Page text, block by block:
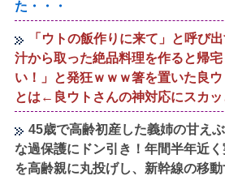
た・・・
「ウトの飯作りに来て」と呼び
汁から取った絶品料理を作ると帰
い！」と発狂ｗｗｗ箸を置いた良
とは←良ウトさんの神対応にスカッ
45歳で高齢初産した義姉の甘え
な過保護にドン引き！年間半年近
を高齢親に丸投げし、新幹線の移